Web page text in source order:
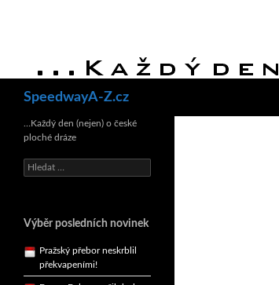
SpeedwayA-Z.cz
…Každý den (nejen) o české
ploché dráze
Vyhledávání
Výběr posledních novinek
triumfu na domácí dráze!
dlouhodrážní titul!
Pražský přebor neskrblil
Bruno Belan prožil druhou
vítěznou neděli v řadě!